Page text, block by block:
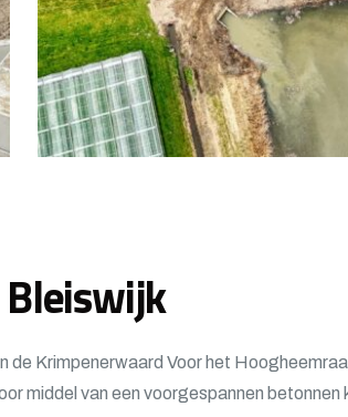
de Krimpenerwaard Voor het
middel van een voorgespannen betonnen